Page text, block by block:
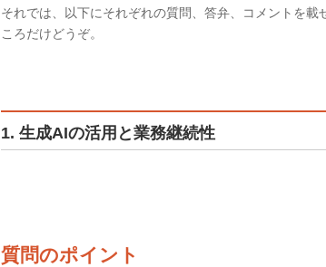
それでは、以下にそれぞれの質問、答弁、コメントを載
ころだけどうぞ。
1. 生成AIの活用と業務継続性
質問のポイント